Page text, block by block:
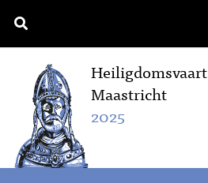
Heiligdomsvaart
Maastricht
2025